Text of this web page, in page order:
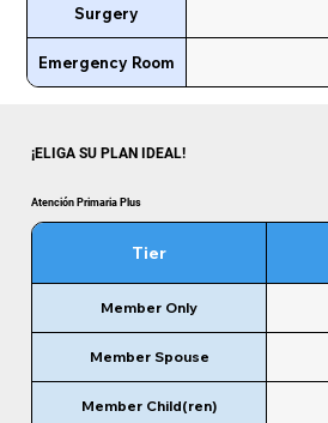
Surgery
Emergency Room
Atención Primaria Plus
Tier
Member Only
Member Spouse
Member Child(ren)
¡ELIGA SU PLAN IDEAL!